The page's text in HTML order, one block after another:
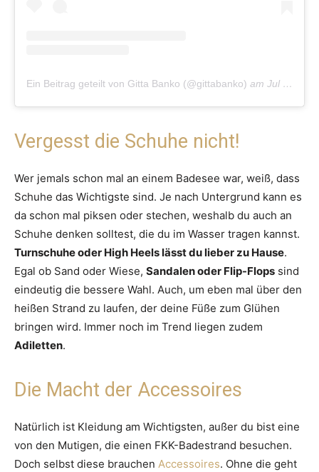
Ein Beitrag geteilt von Gitta Banko (@gittabanko) am Jul 27, 2020 um 10:01 PDT
Vergesst die Schuhe nicht!
Wer jemals schon mal an einem Badesee war, weiß, dass
Schuhe das Wichtigste sind. Je nach Untergrund kann es
da schon mal piksen oder stechen, weshalb du auch an
Schuhe denken solltest, die du im Wasser tragen kannst.
Turnschuhe oder High Heels lässt du lieber zu Hause.
Egal ob Sand oder Wiese, Sandalen oder Flip-Flops sind
eindeutig die bessere Wahl. Auch, um eben mal über den
heißen Strand zu laufen, der deine Füße zum Glühen
bringen wird. Immer noch im Trend liegen zudem
Adiletten.
Die Macht der Accessoires
Natürlich ist Kleidung am Wichtigsten, außer du bist eine
von den Mutigen, die einen FKK-Badestrand besuchen.
Doch selbst diese brauchen Accessoires. Ohne die geht